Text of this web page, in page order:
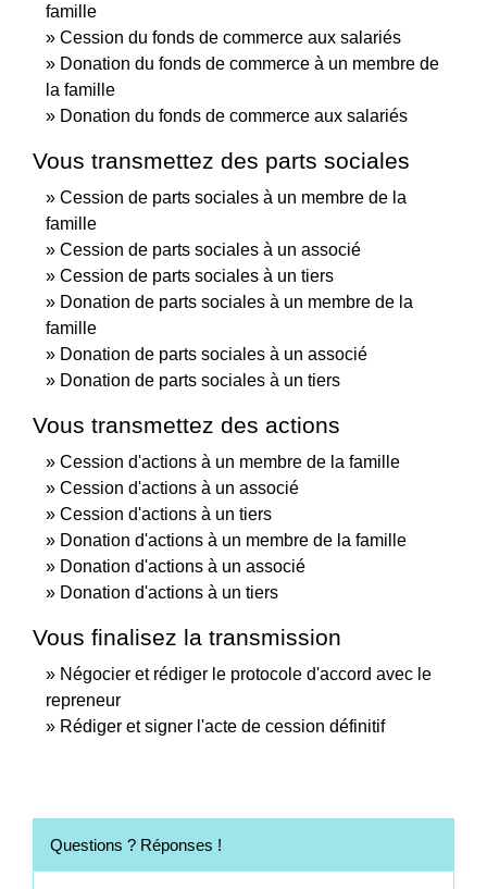
famille
Cession du fonds de commerce aux salariés
Donation du fonds de commerce à un membre de
la famille
Donation du fonds de commerce aux salariés
Vous transmettez des parts sociales
Cession de parts sociales à un membre de la
famille
Cession de parts sociales à un associé
Cession de parts sociales à un tiers
Donation de parts sociales à un membre de la
famille
Donation de parts sociales à un associé
Donation de parts sociales à un tiers
Vous transmettez des actions
Cession d'actions à un membre de la famille
Cession d'actions à un associé
Cession d'actions à un tiers
Donation d'actions à un membre de la famille
Donation d'actions à un associé
Donation d'actions à un tiers
Vous finalisez la transmission
Négocier et rédiger le protocole d'accord avec le
repreneur
Rédiger et signer l'acte de cession définitif
Questions ? Réponses !